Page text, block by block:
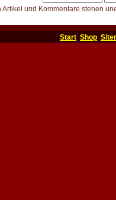
Artikel und Kommentare stehen
Start Shop